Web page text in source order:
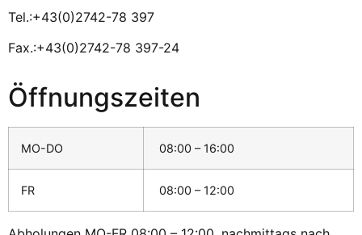
Tel.:+43(0)2742-78 397
Fax.:+43(0)2742-78 397-24
Öffnungszeiten
MO-DO 08:00 – 16:00
FR 08:00 – 12:00